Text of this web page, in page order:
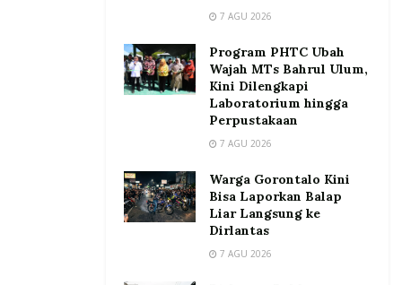
7 AGU 2026
Program PHTC Ubah
Wajah MTs Bahrul Ulum,
Kini Dilengkapi
Laboratorium hingga
Perpustakaan
7 AGU 2026
Warga Gorontalo Kini
Bisa Laporkan Balap
Liar Langsung ke
Dirlantas
7 AGU 2026